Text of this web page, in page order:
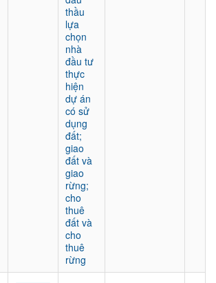
thầu
lựa
chọn
nhà
đầu tư
thực
hiện
dự án
có sử
dụng
đất;
giao
đất và
giao
rừng;
cho
thuê
đất và
cho
thuê
rừng